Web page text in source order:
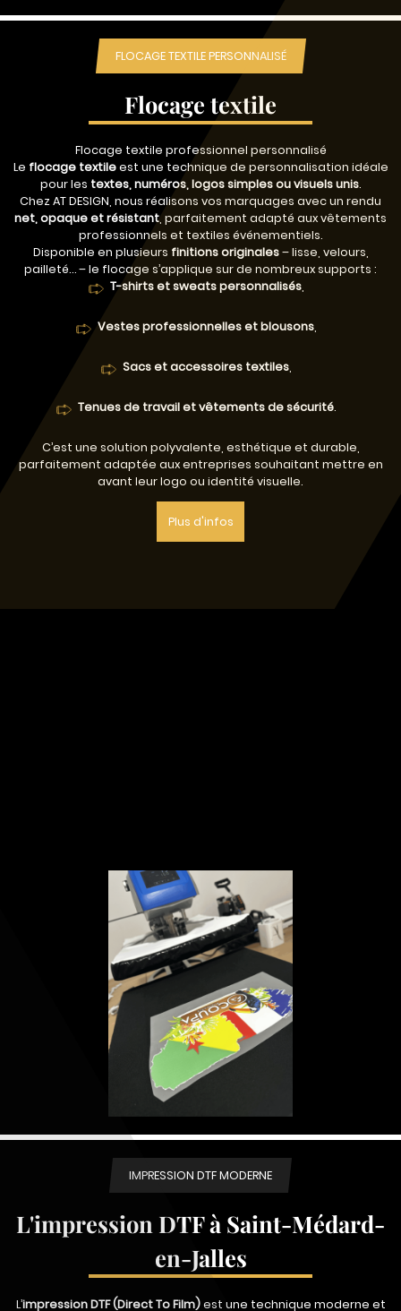
FLOCAGE TEXTILE PERSONNALISÉ
Flocage textile
Flocage textile professionnel personnalisé
Le flocage textileest une technique de personnalisation idéale
pour les textes, numéros, logos simples ou visuels unis.
Chez AT DESIGN, nous réalisons vos marquages avec un rendu
net, opaque et résistant, parfaitement adapté aux vêtements
professionnels et textiles événementiels.
Disponible en plusieurs finitions originales– lisse, velours,
pailleté… – le flocage s’applique sur de nombreux supports :
T-shirts et sweats personnalisés,
Vestes professionnelles et blousons,
Sacs et accessoires textiles,
Tenues de travail et vêtements de sécurité.
C’est une solution polyvalente, esthétique et durable,
parfaitement adaptée aux entreprises souhaitant mettre en
avant leur logo ou identité visuelle.
Plus d'infos
IMPRESSION DTF MODERNE
L'impression DTF à Saint-Médard-
en-Jalles
L’impression DTF (Direct To Film)est une technique moderne et